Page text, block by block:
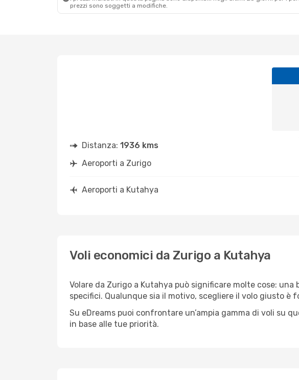
prezzi sono soggetti a modifiche.
Distanza: 1936 kms
Aeroporti a Zurigo
Aeroporti a Kutahya
Voli economici da Zurigo a Kutahya
Volare da Zurigo a Kutahya può significare molte cose:
specifici. Qualunque sia il motivo, scegliere il volo giusto è
Su eDreams puoi confrontare un’ampia gamma di voli su
in base alle tue priorità.